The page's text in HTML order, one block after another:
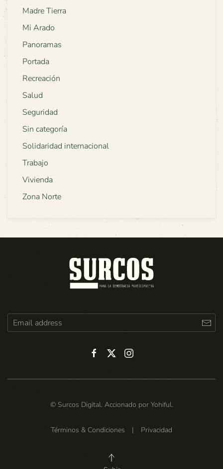
Madre Tierra
Mi Arado
Panoramas
Portada
Recreación
Salud
Seguridad
Sin categoría
Solidaridad internacional
Trabajo
Vivienda
Zona Norte
© Surcos Digital. Accionado por Yohiful.
Términos & Condiciones | Privacidad